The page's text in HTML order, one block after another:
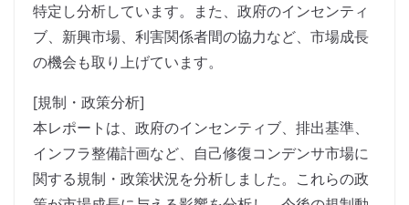
特定し分析しています。また、政府のインセンティ
ブ、新興市場、利害関係者間の協力など、市場成長
の機会も取り上げています。
[規制・政策分析]
本レポートは、政府のインセンティブ、排出基準、
インフラ整備計画など、自己修復コンデンサ市場に
関する規制・政策状況を分析しました。これらの政